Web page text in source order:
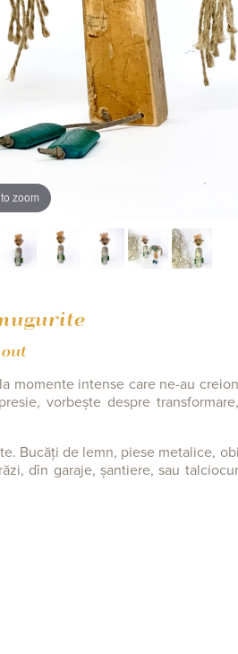
zoom
momente intense care ne-au
vorbește despre
Bucăți de lemn, piese metalice,
dîn garaje, șantiere, sau